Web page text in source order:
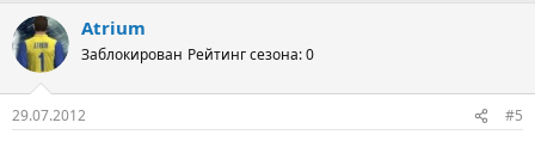
Atrium
Заблокирован Рейтинг сезона: 0
29.07.2012 #5